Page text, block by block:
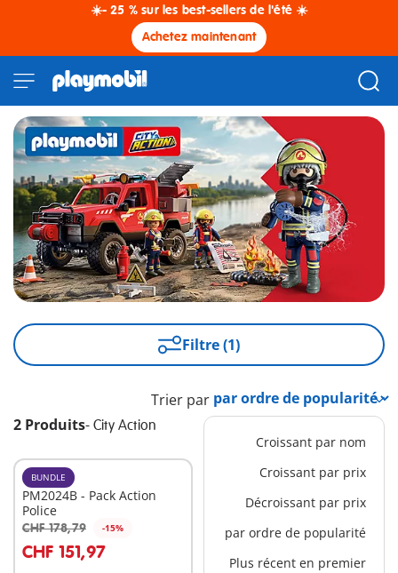
☀️- 25 % sur les best-sellers de l'été ☀️
Achetez maintenant
Filtre (1)
2 Produits- City Action
Trier par
Croissant par nom
Croissant par prix
Décroissant par prix
par ordre de popularité
Plus récent en premier
BUNDLE
PM2024B - Pack Action
Police
CHF 178,79 -15%
CHF 151,97
Au panier
PM2501B - Bundle Équipe
de Sauvetage :
Interventions Express
CHF 142,70 -15%
CHF 121,29
Au panier